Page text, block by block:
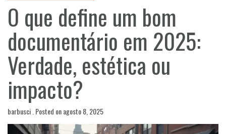
O que define um bom
documentário em 2025:
Verdade, estética ou
impacto?
barbusci .Posted onagosto 8, 2025